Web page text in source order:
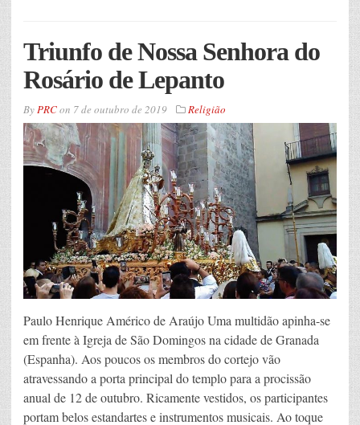
Triunfo de Nossa Senhora do
Rosário de Lepanto
ByPRCon 7 de outubro de 2019 Religião
Paulo Henrique Américo de Araújo Uma multidão apinha-se
em frente à Igreja de São Domingos na cidade de Granada
(Espanha). Aos poucos os membros do cortejo vão
atravessando a porta principal do templo para a procissão
anual de 12 de outubro. Ricamente vestidos, os participantes
portam belos estandartes e instrumentos musicais. Ao toque